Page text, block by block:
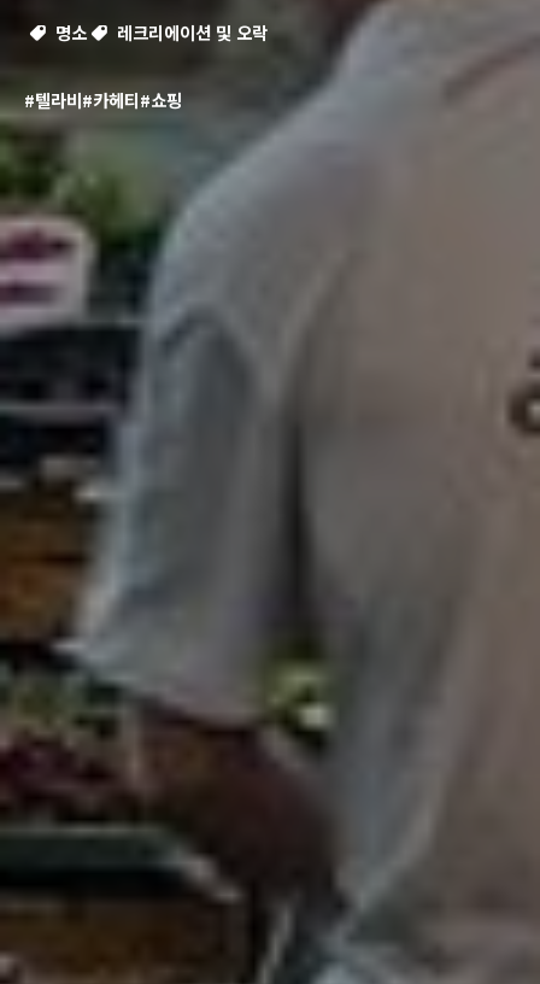
명소 레크리에이션 및 오락
#텔라비#카헤티#쇼핑